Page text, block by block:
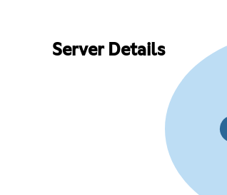
Server Details